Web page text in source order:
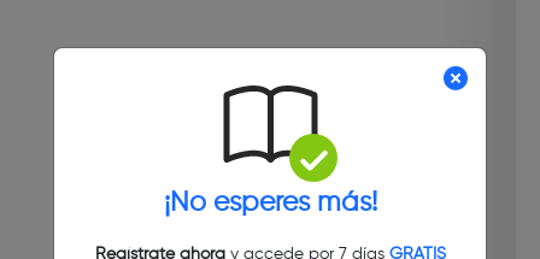
¡No esperes más!
Regístrate ahoray accede por 7 días GRATIS